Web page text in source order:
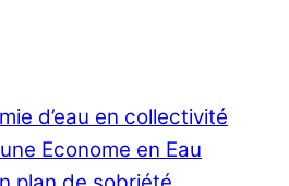
d’eau en collectivité
Econome en Eau